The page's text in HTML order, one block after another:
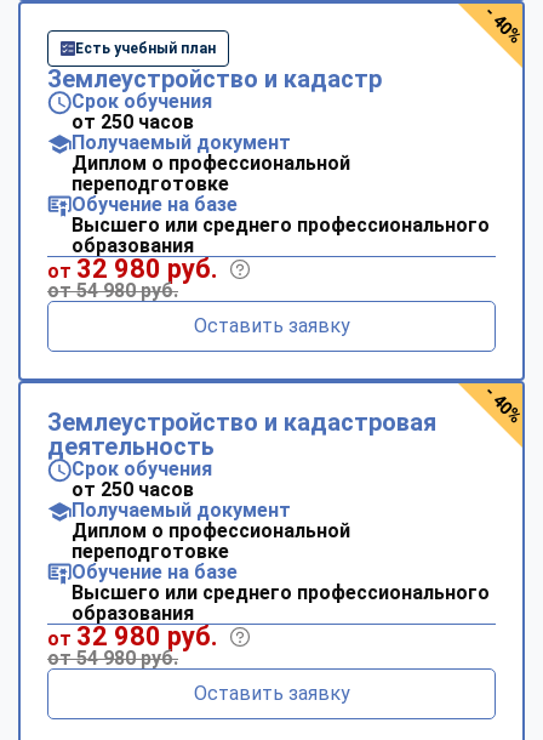
Есть учебный план
Землеустройство и кадастр
Срок обучения
от 250 часов
Получаемый документ
Диплом о профессиональной
переподготовке
Обучение на базе
Высшего или среднего профессионального
образования
от 32 980 руб.
от 54 980 руб.
Оставить заявку
- 40%
Землеустройство и кадастровая
деятельность
Срок обучения
от 250 часов
Получаемый документ
Диплом о профессиональной
переподготовке
Обучение на базе
Высшего или среднего профессионального
образования
от 32 980 руб.
от 54 980 руб.
Оставить заявку
- 40%